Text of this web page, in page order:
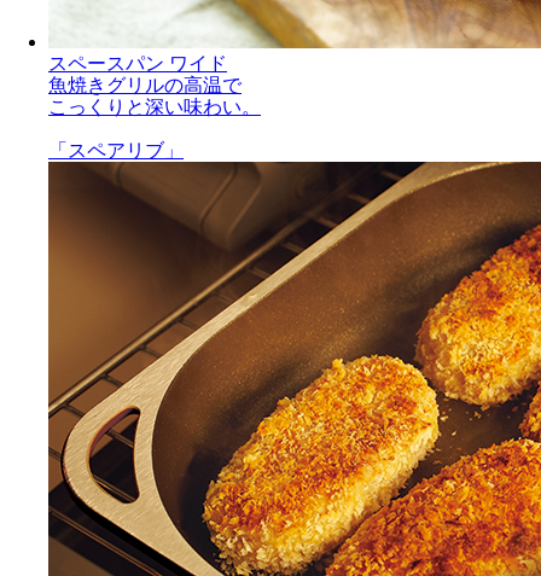
スペースパン ワイド
魚焼きグリルの高温で
こっくりと深い味わい。
「スペアリブ」